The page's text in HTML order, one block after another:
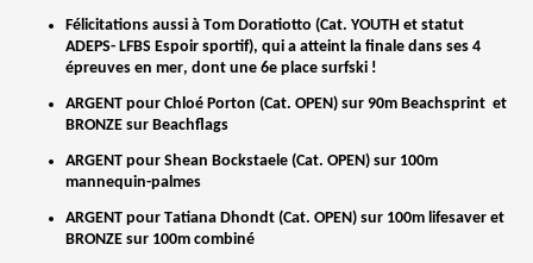
Félicitations aussi à Tom Doratiotto (Cat. YOUTH et statut
ADEPS- LFBS Espoir sportif), qui a atteint la finale dans ses 4
épreuves en mer, dont une 6e place surfski !
ARGENT pour Chloé Porton (Cat. OPEN) sur 90m Beachsprint et
BRONZE sur Beachflags
ARGENT pour Shean Bockstaele (Cat. OPEN) sur 100m
mannequin-palmes
ARGENT pour Tatiana Dhondt (Cat. OPEN) sur 100m lifesaver et
BRONZE sur 100m combiné